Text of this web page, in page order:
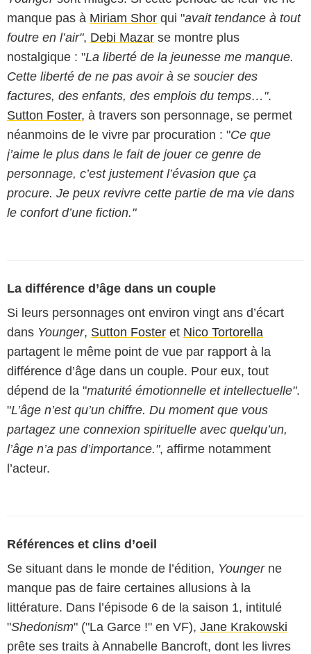
manque pas à Miriam Shor qui "avait tendance à tout
foutre en l’air", Debi Mazar se montre plus
nostalgique : "La liberté de la jeunesse me manque.
Cette liberté de ne pas avoir à se soucier des
factures, des enfants, des emplois du temps…".
Sutton Foster, à travers son personnage, se permet
néanmoins de le vivre par procuration : "Ce que
j’aime le plus dans le fait de jouer ce genre de
personnage, c’est justement l’évasion que ça
procure. Je peux revivre cette partie de ma vie dans
le confort d’une fiction."
La différence d’âge dans un couple
Si leurs personnages ont environ vingt ans d’écart
dans Younger, Sutton Foster et Nico Tortorella
partagent le même point de vue par rapport à la
différence d’âge dans un couple. Pour eux, tout
dépend de la "maturité émotionnelle et intellectuelle".
"L’âge n’est qu’un chiffre. Du moment que vous
partagez une connexion spirituelle avec quelqu’un,
l’âge n’a pas d’importance.", affirme notamment
l’acteur.
Références et clins d’oeil
Se situant dans le monde de l’édition, Youngerne
manque pas de faire certaines allusions à la
littérature. Dans l’épisode 6 de la saison 1, intitulé
"Shedonism" ("La Garce !" en VF), Jane Krakowski
prête ses traits à Annabelle Bancroft, dont les livres